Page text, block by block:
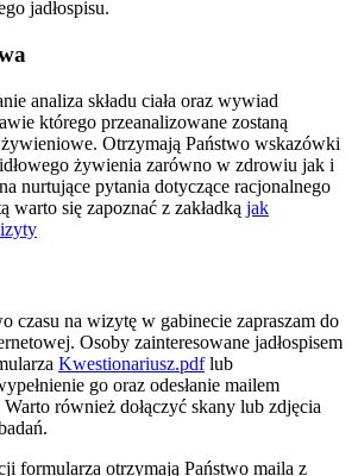
jadłospisu.
analiza składu ciała oraz wywiad
którego przeanalizowane zostaną
żywieniowe. Otrzymają Państwo wskazówki
żywienia zarówno w zdrowiu jak i
nurtujące pytania dotyczące racjonalnego
warto się zapoznać z zakładką jak
czasu na wizytę w gabinecie zapraszam do
Osoby zainteresowane jadłospisem
Kwestionariusz.pdflub
go oraz odesłanie mailem
również dołączyć skany lub zdjęcia
formularza otrzymają Państwo maila z